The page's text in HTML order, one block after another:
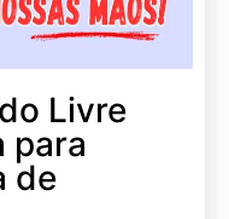
Livre
para
de